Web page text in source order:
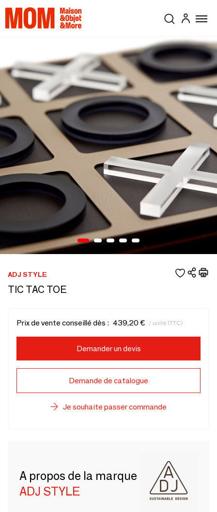
ADJ STYLE
TIC TAC TOE
Prix de vente conseillé dès : 439,20 € / unité (TTC)
Demander un devis
Demande de catalogue
Je souhaite passer commande
A propos de la marque
ADJ STYLE